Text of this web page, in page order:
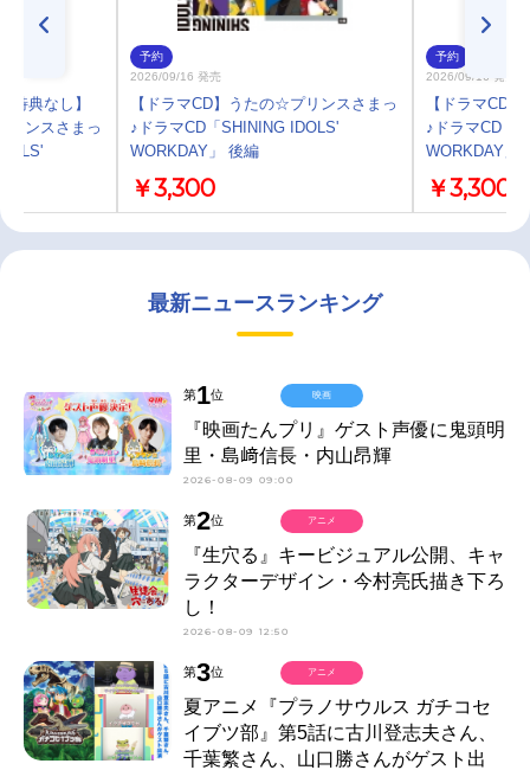
特典なし】
リンスさまっ
予約
2026/09/16 発売
【ドラマCD】うたの☆プリンスさまっ
♪ドラマCD「SHINING IDOLS'
WORKDAY」 後編
￥3,300
予約
2026/09/16 発売
【ドラマCD
♪ドラマCD「
WORKDAY」
￥3,300
最新ニュースランキング
第1位
『映画たんプリ』ゲスト声優に鬼頭明
里・島﨑信長・内山昂輝
2026-08-09 09:00
映画
第2位
『生穴る』キービジュアル公開、キャ
ラクターデザイン・今村亮氏描き下ろ
し！
2026-08-09 12:50
アニメ
第3位
夏アニメ『プラノサウルス ガチコセ
イブツ部』第5話に古川登志夫さん、
千葉繁さん、山口勝さんがゲスト出
アニメ